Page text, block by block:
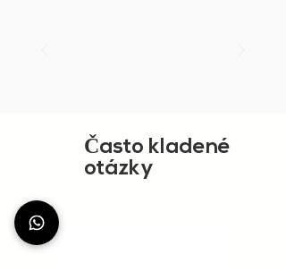
Často kladené
otázky